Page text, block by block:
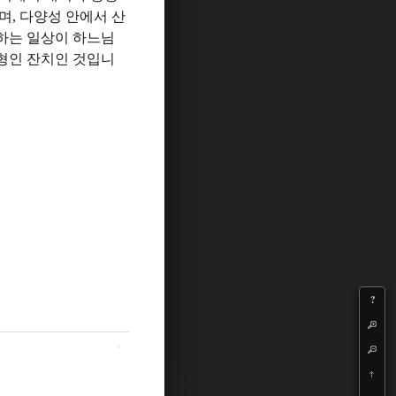
?
, 다양성 안에서 산
는 일상이 하느님
인 잔치인 것입니